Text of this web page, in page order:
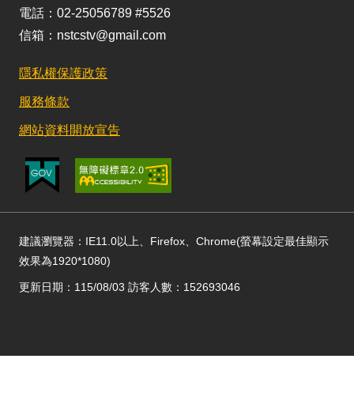
電話：02-25056789 #5526
信箱：nstcstv@gmail.com
隱私權保護政策
服務條款
網站資料開放宣告
建議瀏覽器：IE11.0以上、Firefox、Chrome(螢幕設定最佳顯示
效果為1920*1080)
更新日期：115/08/03 訪客人數：152693046